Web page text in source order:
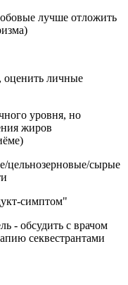
лучше отложить
оценить личные
уровня, но
жиров
цельнозерновые/сырые
симптом"
- обсудить с врачом
секвестрантами